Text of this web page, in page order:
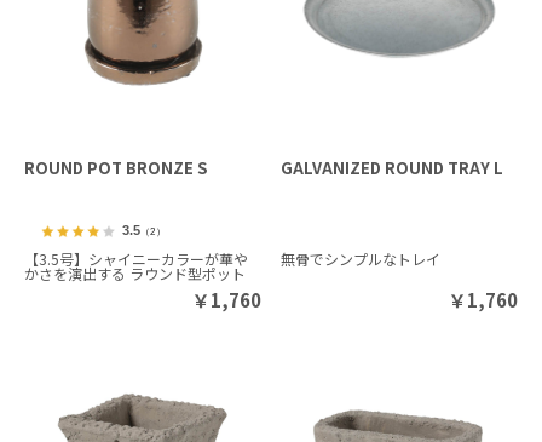
ROUND POT BRONZE S
3.5（2）
【3.5号】シャイニーカラーが華や
かさを演出する ラウンド型ポット
￥1,760
GALVANIZED ROUND TRAY L
無骨でシンプルなトレイ
￥1,760